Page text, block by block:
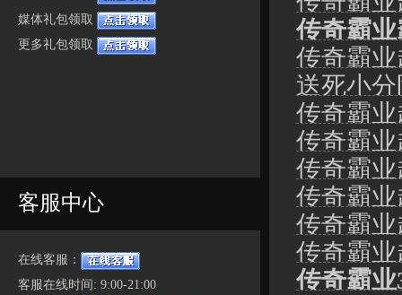
媒体礼包领取
更多礼包领取
客服中心
在线客服：
客服在线时间: 9:00-21:00
传奇霸
传奇霸业
送死小
传奇霸业
传奇霸业
传奇霸业
传奇霸业
传奇霸业
传奇霸业
传奇霸业